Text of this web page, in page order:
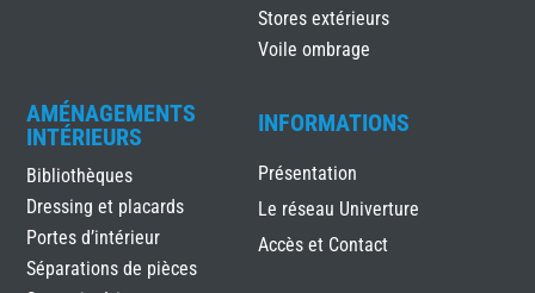
Stores extérieurs
Voile ombrage
AMÉNAGEMENTS
INTÉRIEURS
Bibliothèques
Dressing et placards
Portes d’intérieur
Séparations de pièces
INFORMATIONS
Présentation
Le réseau Univerture
Accès et Contact